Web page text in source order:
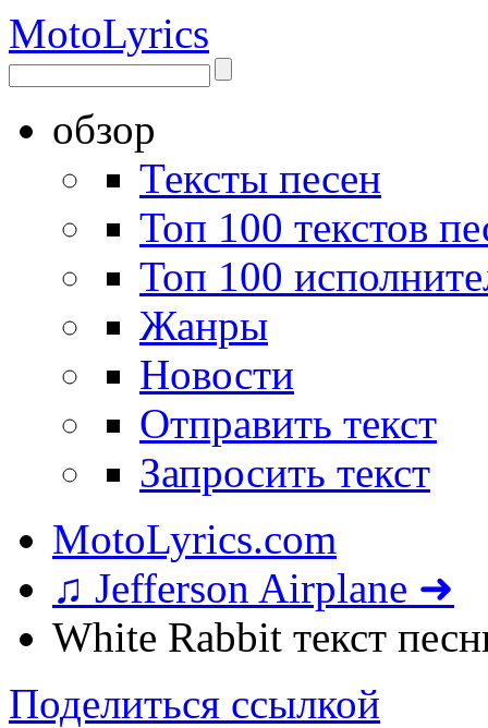
MotoLyrics
обзор
Тексты песен
Топ 100 текстов
Топ 100
Жанры
Новости
Отправить текст
Запросить текст
MotoLyrics.com
♫ Jefferson Airplane ➜
White Rabbit текст
Поделиться ссылкой